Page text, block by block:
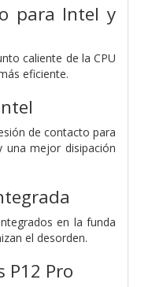
para Intel y
caliente de la CPU
eficiente.
de contacto para
una mejor disipación
en la funda
el desorden.
P12 Pro